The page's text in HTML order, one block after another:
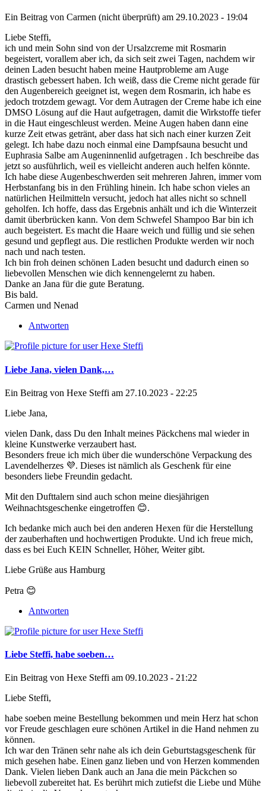
Ein Beitrag von Carmen (nicht überprüft) am 29.10.2023 - 19:04
Liebe Steffi,
ich und mein Sohn sind von der Ursalzcreme mit Rosmarin
begeistert, vorallem aber ich, da sich seit zwei Tagen, nachdem wir
deinen Laden besucht haben meine Hautprobleme am Auge
drastisch gebessert haben. Ich weiß, dass die Creme nicht gerade für
den Augenbereich geeignet ist, wegen dem Rosmarin, ich habe es
jedoch trotzdem gewagt. Vor dem Autragen der Creme habe ich eine
DMSO Lösung auf die Haut aufgetragen, damit die Wirkstoffe tiefer
in die Haut eingeschleust werden. Meine Augen haben dann eine
kurze Zeit etwas getränt, aber dass hat sich nach einer kurzen Zeit
gelegt. Ich habe dazu noch einmal eine Dampfsauna besucht und
Euphrasia Salbe am Augeninnenlid aufgetragen . Ich beschreibe das
jetzt so ausführlich, weil es vielleicht anderen auch helfen könnte.
Ich habe diese Augenbeschwerden seit mehreren Jahren, immer vom
Herbstanfang bis in den Frühling hinein. Ich habe schon vieles an
natürlichen Heilmitteln versucht, jedoch hat alles nicht so schnell
geholfen. Ich hoffe, dass das Ergebnis anhält und ich die Winterzeit
damit überbrücken kann. Von dem Schwefel Shampoo Bar bin ich
auch begeistert. Es macht die Haare weich und füllig und sie sehen
gesund und gepflegt aus. Die restlichen Produkte werden wir noch
nach und nach testen.
Ich bin froh deinen schönen Laden besucht und dadurch einen so
liebevollen Menschen wie dich kennengelernt zu haben.
Danke an Jana für die gute Beratung.
Bis bald.
Carmen und Nenad
Antworten
Liebe Jana, vielen Dank,…
Ein Beitrag von Hexe Steffi am 27.10.2023 - 22:25
Liebe Jana,
vielen Dank, dass Du den Inhalt meines Päckchens mal wieder in
kleine Kunstwerke verzaubert hast.
Besonders freue ich mich über die wunderschöne Verpackung des
Lavendelherzes 💜. Dieses ist nämlich als Geschenk für eine
besonders liebe Freundin gedacht.
Mit den Dufttalern sind auch schon meine diesjährigen
Weihnachtsgeschenke eingetroffen 😊.
Ich bedanke mich auch bei den anderen Hexen für die Herstellung
der zauberhaften und hochwertigen Produkte. Und ich freue mich,
dass es bei Euch KEIN Schneller, Höher, Weiter gibt.
Liebe Grüße aus Hamburg
Petra 😊
Antworten
Liebe Steffi, habe soeben…
Ein Beitrag von Hexe Steffi am 09.10.2023 - 21:22
Liebe Steffi,
habe soeben meine Bestellung bekommen und mein Herz hat schon
vor Freude geschlagen eure schönen Artikel in die Hand nehmen zu
können.
Ich war den Tränen sehr nahe als ich dein Geburtstagsgeschenk für
mich gesehen habe. Einen ganz lieben und von Herzen kommenden
Dank. Vielen lieben Dank auch an Jana die mein Päckchen so
liebevoll zubereitet hat. Es berührt mich zutiefst die Liebe und Mühe